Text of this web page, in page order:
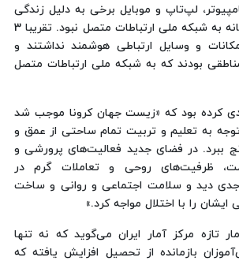
لپ‌تاپ و موبایل برخی به دلیل زندگی
در مناطقی که متاسفانه به شبکه ملی ارتباطات متصل نبود. تقریبا 3
و وسایل ارتباطی هوشمند نداشتند و
بودند که به شبکه ملی ارتباطات متصل
کرده بود که «زیست جهان کرونا موجب شد
به تعلیم و تربیت تمام ساحتی از عمق و
ببرد. در فضای جدید فعالیت‌های پرورشی و
ظرفیت‌های روحی و تعاملات گرم در
دید و سلامت اجتماعی و روانی و ساخت
را با اختلال مواجه کرد.»
تازه مرکز آمار ایران می‌گوید که نه تنها
بازمانده از تحصیل افزایش یافته که